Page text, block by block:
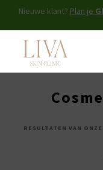
Nieuwe klant? Plan je
RESULTATEN VAN